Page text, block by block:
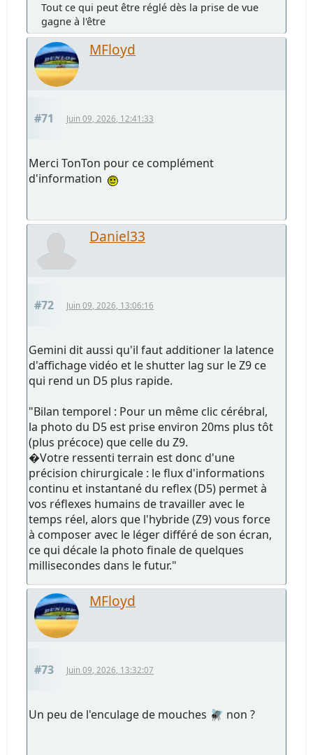
Tout ce qui peut être réglé dès la prise de vue
gagne à l'être
MFloyd
#71 Juin 09, 2026, 12:41:33
Merci TonTon pour ce complément
d'information
Daniel33
#72 Juin 09, 2026, 13:06:16
Gemini dit aussi qu'il faut additioner la latence
d'affichage vidéo et le shutter lag sur le Z9 ce
qui rend un D5 plus rapide.
"Bilan temporel : Pour un même clic cérébral,
la photo du D5 est prise environ 20ms plus tôt
(plus précoce) que celle du Z9.
�Votre ressenti terrain est donc d'une
précision chirurgicale : le flux d'informations
continu et instantané du reflex (D5) permet à
vos réflexes humains de travailler avec le
temps réel, alors que l'hybride (Z9) vous force
à composer avec le léger différé de son écran,
ce qui décale la photo finale de quelques
millisecondes dans le futur."
MFloyd
#73 Juin 09, 2026, 13:32:07
Un peu de l'enculage de mouches 🪰 non ?